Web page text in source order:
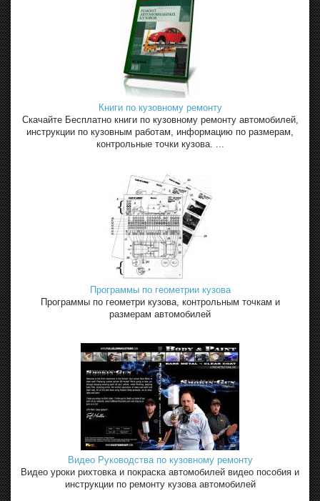
Книги по кузовному ремонту
Скачайте Бесплатно книги по кузовному ремонту автомобилей,
инструкции по кузовным работам, информацию по размерам,
контрольные точки кузова. ...
Программы по геометрии кузова
Программы по геометри кузова, контрольным точкам и
размерам автомобилей
Видео Руководства по кузовному ремонту
Видео уроки рихтовка и покраска автомобилей видео пособия и
инструкции по ремонту кузова автомобилей